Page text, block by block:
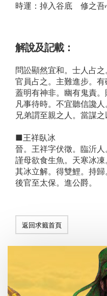
時運：掉入谷底 修之
解說及記載：
問訟顯然宜和。士人占之
官員占之。主難進步。有
蓋明有神非。幽有鬼責。
凡事待時。不宜聽信讒人
兄弟謂至親之人。當謀之
■王祥臥冰
晉。王祥字伏徵。臨沂人
謹母欲食生魚。天寒冰凍
其冰立解。得雙鯉。持歸
後官至太保。進公爵。
返回求籤首頁